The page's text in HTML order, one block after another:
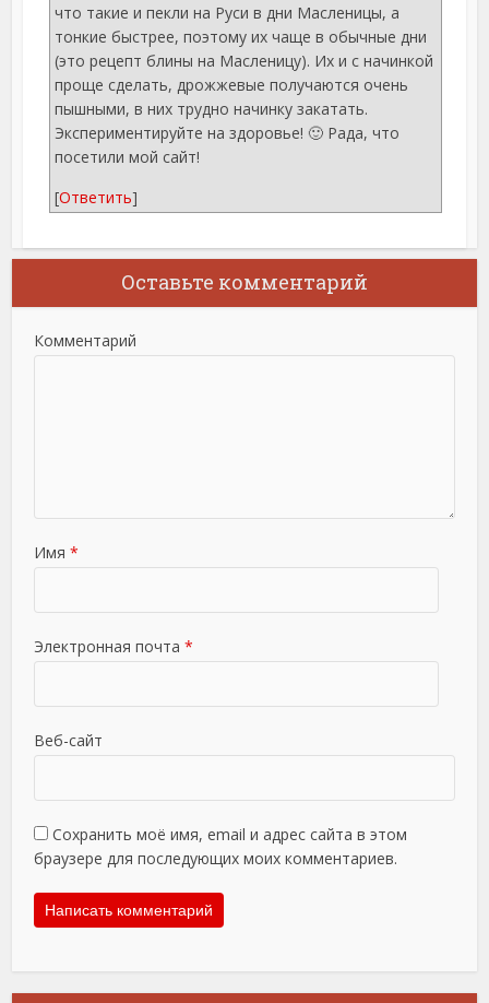
что такие и пекли на Руси в дни Масленицы, а
тонкие быстрее, поэтому их чаще в обычные дни
(это рецепт блины на Масленицу). Их и с начинкой
проще сделать, дрожжевые получаются очень
пышными, в них трудно начинку закатать.
Экспериментируйте на здоровье! 🙂 Рада, что
посетили мой сайт!
[Ответить]
Оставьте комментарий
Комментарий
Имя *
Электронная почта *
Веб-сайт
Сохранить моё имя, email и адрес сайта в этом
браузере для последующих моих комментариев.